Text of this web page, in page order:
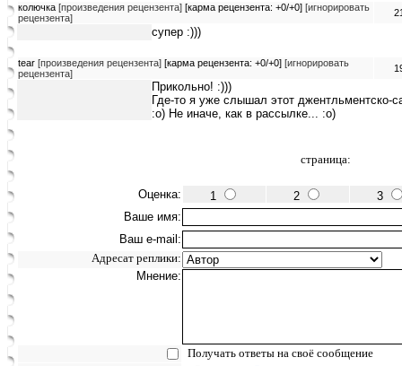
колючка [произведения рецензента] [карма рецензента: +0/+0] [игнорировать
рецензента]
супер :)))
tear [произведения рецензента] [карма рецензента: +0/+0] [игнорировать
рецензента]
Прикольно! :)))
Где-то я уже слышал этот джентльментско-
:о) Не иначе, как в рассылке... :о)
страница:
Оценка: 1 2
3
Ваше имя:
Ваш e-mail:
Адресат реплики:
Мнение:
Получать ответы на своё сообщение